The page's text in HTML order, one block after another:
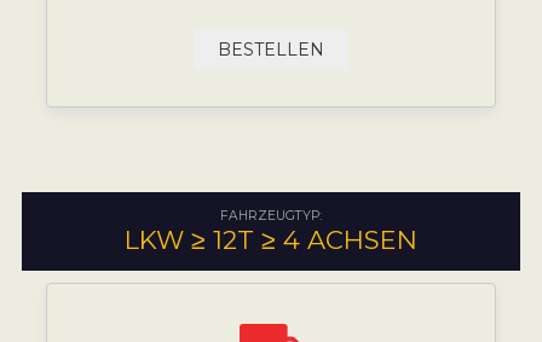
BESTELLEN
FAHRZEUGTYP:
LKW ≥ 12T ≥ 4 ACHSEN